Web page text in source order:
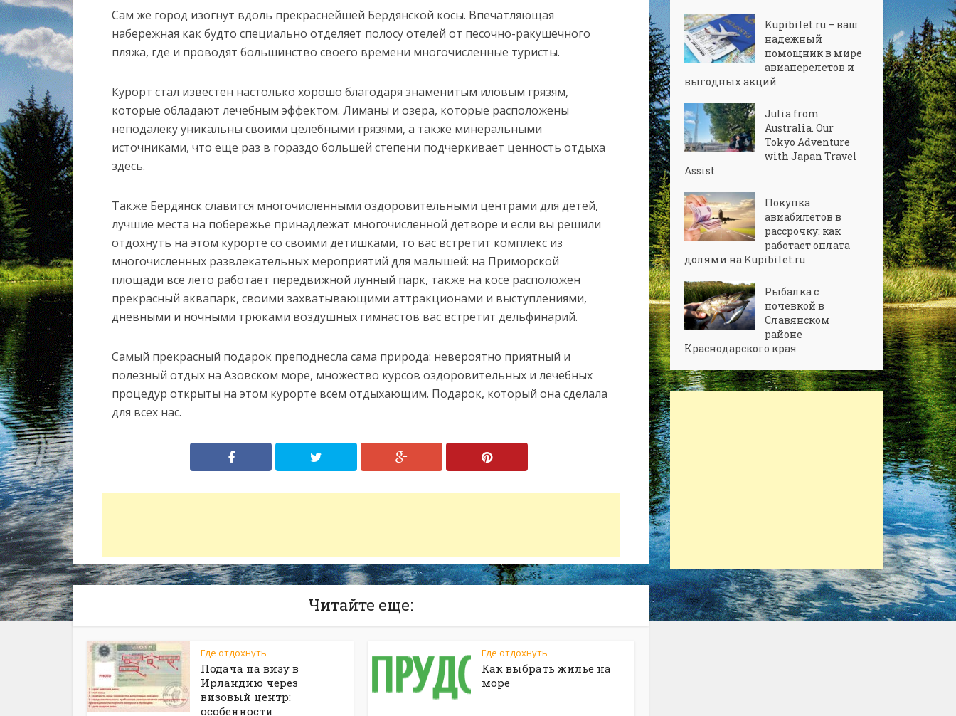
Сам же город изогнут вдоль прекраснейшей Бердянской косы. Впечатляющая
набережная как будто специально отделяет полосу отелей от песочно-ракушечного
пляжа, где и проводят большинство своего времени многочисленные туристы.
Курорт стал известен настолько хорошо благодаря знаменитым иловым грязям,
которые обладают лечебным эффектом. Лиманы и озера, которые расположены
неподалеку уникальны своими целебными грязями, а также минеральными
источниками, что еще раз в гораздо большей степени подчеркивает ценность отдыха
здесь.
Также Бердянск славится многочисленными оздоровительными центрами для детей,
лучшие места на побережье принадлежат многочисленной детворе и если вы решили
отдохнуть на этом курорте со своими детишками, то вас встретит комплекс из
многочисленных развлекательных мероприятий для малышей: на Приморской
площади все лето работает передвижной лунный парк, также на косе расположен
прекрасный аквапарк, своими захватывающими аттракционами и выступлениями,
дневными и ночными трюками воздушных гимнастов вас встретит дельфинарий.
Самый прекрасный подарок преподнесла сама природа: невероятно приятный и
полезный отдых на Азовском море, множество курсов оздоровительных и лечебных
процедур открыты на этом курорте всем отдыхающим. Подарок, который она сделала
для всех нас.
Читайте еще:
Где отдохнуть
Подача на визу в
Ирландию через
визовый центр:
особенности
Где отдохнуть
Как выбрать жилье на
море
Kupibilet.ru – ваш
надежный
помощник в мире
авиаперелетов и
выгодных акций
Julia from
Australia. Our
Tokyo Adventure
with Japan Travel
Assist
Покупка
авиабилетов в
рассрочку: как
работает оплата
долями на Kupibilet.ru
Рыбалка с
ночевкой в
Славянском
районе
Краснодарского края